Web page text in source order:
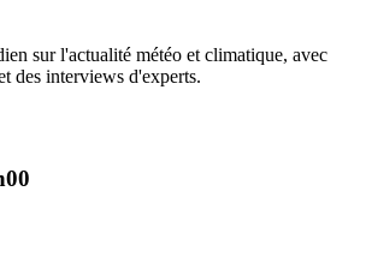
sur l'actualité météo et climatique, avec
des interviews d'experts.